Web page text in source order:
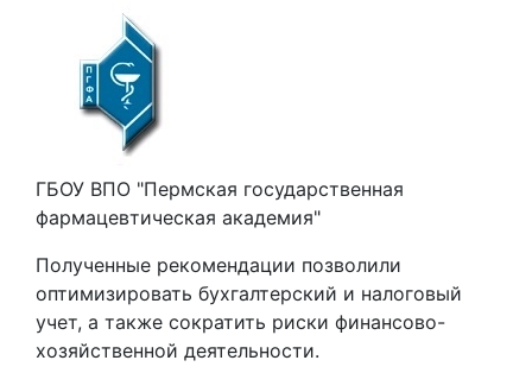
ГБОУ ВПО "Пермская государственная
фармацевтическая академия"
Полученные рекомендации позволили
оптимизировать бухгалтерский и налоговый
учет, а также сократить риски финансово-
хозяйственной деятельности.